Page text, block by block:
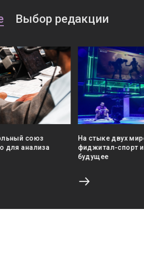
Выбор редакции
союз
для анализа
На стыке двух
фиджитал-спорт
будущее